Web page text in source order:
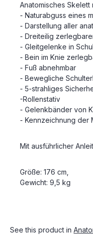
Anatomisches
- Naturabguss eines
- Darstellung aller
- Dreiteilig
- Gleitgelenke in
- Bein im Knie
- Fuß abnehmbar
- Bewegliche
- 5-strahliges
-Rollenstativ
- Gelenkbänder von
- Kennzeichnung der
Mit ausführlicher
Größe: 176 cm,
Gewicht: 9,5 kg
See this product in